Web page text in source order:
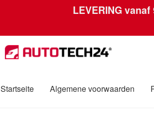
LEVERING vanaf
Ga
door
navigatie
Ga
naar
inhoud
Startseite Algemene voorwaarden